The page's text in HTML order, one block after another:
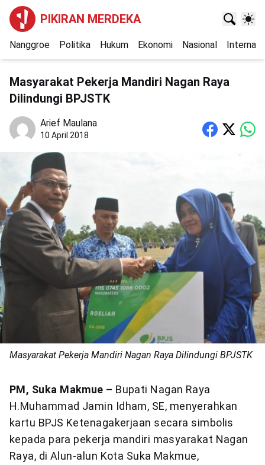
PIKIRAN MERDEKA
Nanggroe Politika Hukum Ekonomi Nasional
Masyarakat Pekerja Mandiri Nagan Raya
Dilindungi BPJSTK
Arief Maulana
10 April 2018
Masyarakat Pekerja Mandiri Nagan Raya Dilindungi BPJSTK
PM, Suka Makmue – Bupati Nagan Raya
H.Muhammad Jamin Idham, SE, menyerahkan
kartu BPJS Ketenagakerjaan secara simbolis
kepada para pekerja mandiri masyarakat Nagan
Raya, di Alun-alun Kota Suka Makmue,